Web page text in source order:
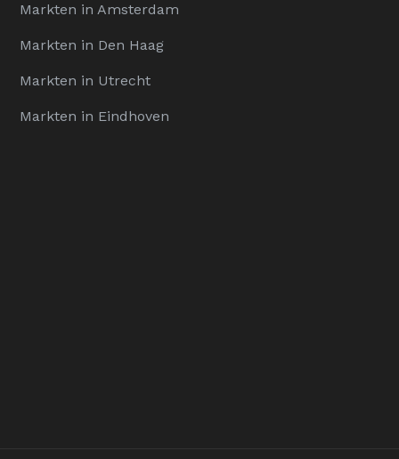
Markten in Amsterdam
Markten in Den Haag
Markten in Utrecht
Markten in Eindhoven